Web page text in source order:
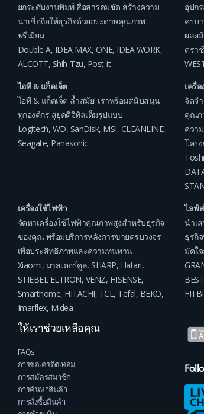
ยกระดับงานพิมพ์ สื่อสารคมชัด สร้างความ
น่าเชื่อถือให้ธุรกิจด้วยกระดาษคุณภาพ
พรีเมียม
Double A, IDEA MAX, ONE, IDEA WORK,
ALCOTT, Shih-Tzu, Post-it
อุปก
ครบ
ผลผ
ตรา
ไอที & แก็ดเจ็ต
ไอที & แก็ดเจ็ต ล้ำสมัย! เราพร้อมสนับสนุน
ทุกองค์กร สู่ยุคดิจิทัลเต็มรูปแบบ
Logitech, WD, SanDisk, MSI, CLEANLINE,
Seagate, Panasonic
เครื่
จัดจ
คุณภ
ควา
โคร
เครื่องใช้ไฟฟ้า
จัดหาเครื่องใช้ไฟฟ้าคุณภาพสูงสำหรับธุรกิจ
ของคุณ พร้อมบริการหลังการขายครบวงจร
เพื่อประสิทธิภาพและความทนทาน
Xiaomi, มาสเตอร์คูล, SHARP, Hatari,
STIEBEL ELTRON, VENZ, HISENSE,
Smarthome, HITACHI, TCL , Tefal, BEKO,
Imarflex, Midea
ไลฟ์
นำเ
ธุรกิ
มัดใ
ให้เราช่วยเหลือคุณ
FAQs
การขอเครดิตเทอม
การสมัครสมาชิก
การค้นหาสินค้า
การสั่งซื้อสินค้า